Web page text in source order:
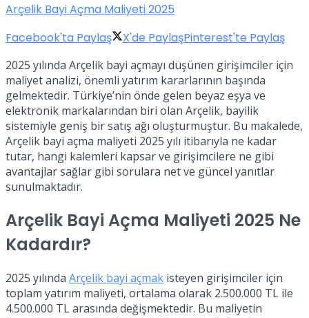
Arçelik Bayi Açma Maliyeti 2025
Facebook'ta Paylaş
X'de PaylaşPinterest'te Paylaş
2025 yılında Arçelik bayi açmayı düşünen girişimciler için
maliyet analizi, önemli yatırım kararlarının başında
gelmektedir. Türkiye’nin önde gelen beyaz eşya ve
elektronik markalarından biri olan Arçelik, bayilik
sistemiyle geniş bir satış ağı oluşturmuştur. Bu makalede,
Arçelik bayi açma maliyeti 2025 yılı itibarıyla ne kadar
tutar, hangi kalemleri kapsar ve girişimcilere ne gibi
avantajlar sağlar gibi sorulara net ve güncel yanıtlar
sunulmaktadır.
Arçelik Bayi Açma Maliyeti 2025 Ne
Kadardır?
2025 yılında Arçelik bayi açmak isteyen girişimciler için
toplam yatırım maliyeti, ortalama olarak 2.500.000 TL ile
4.500.000 TL arasında değişmektedir. Bu maliyetin